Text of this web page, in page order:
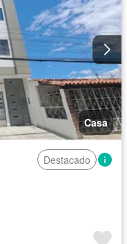
Casa
Destacado